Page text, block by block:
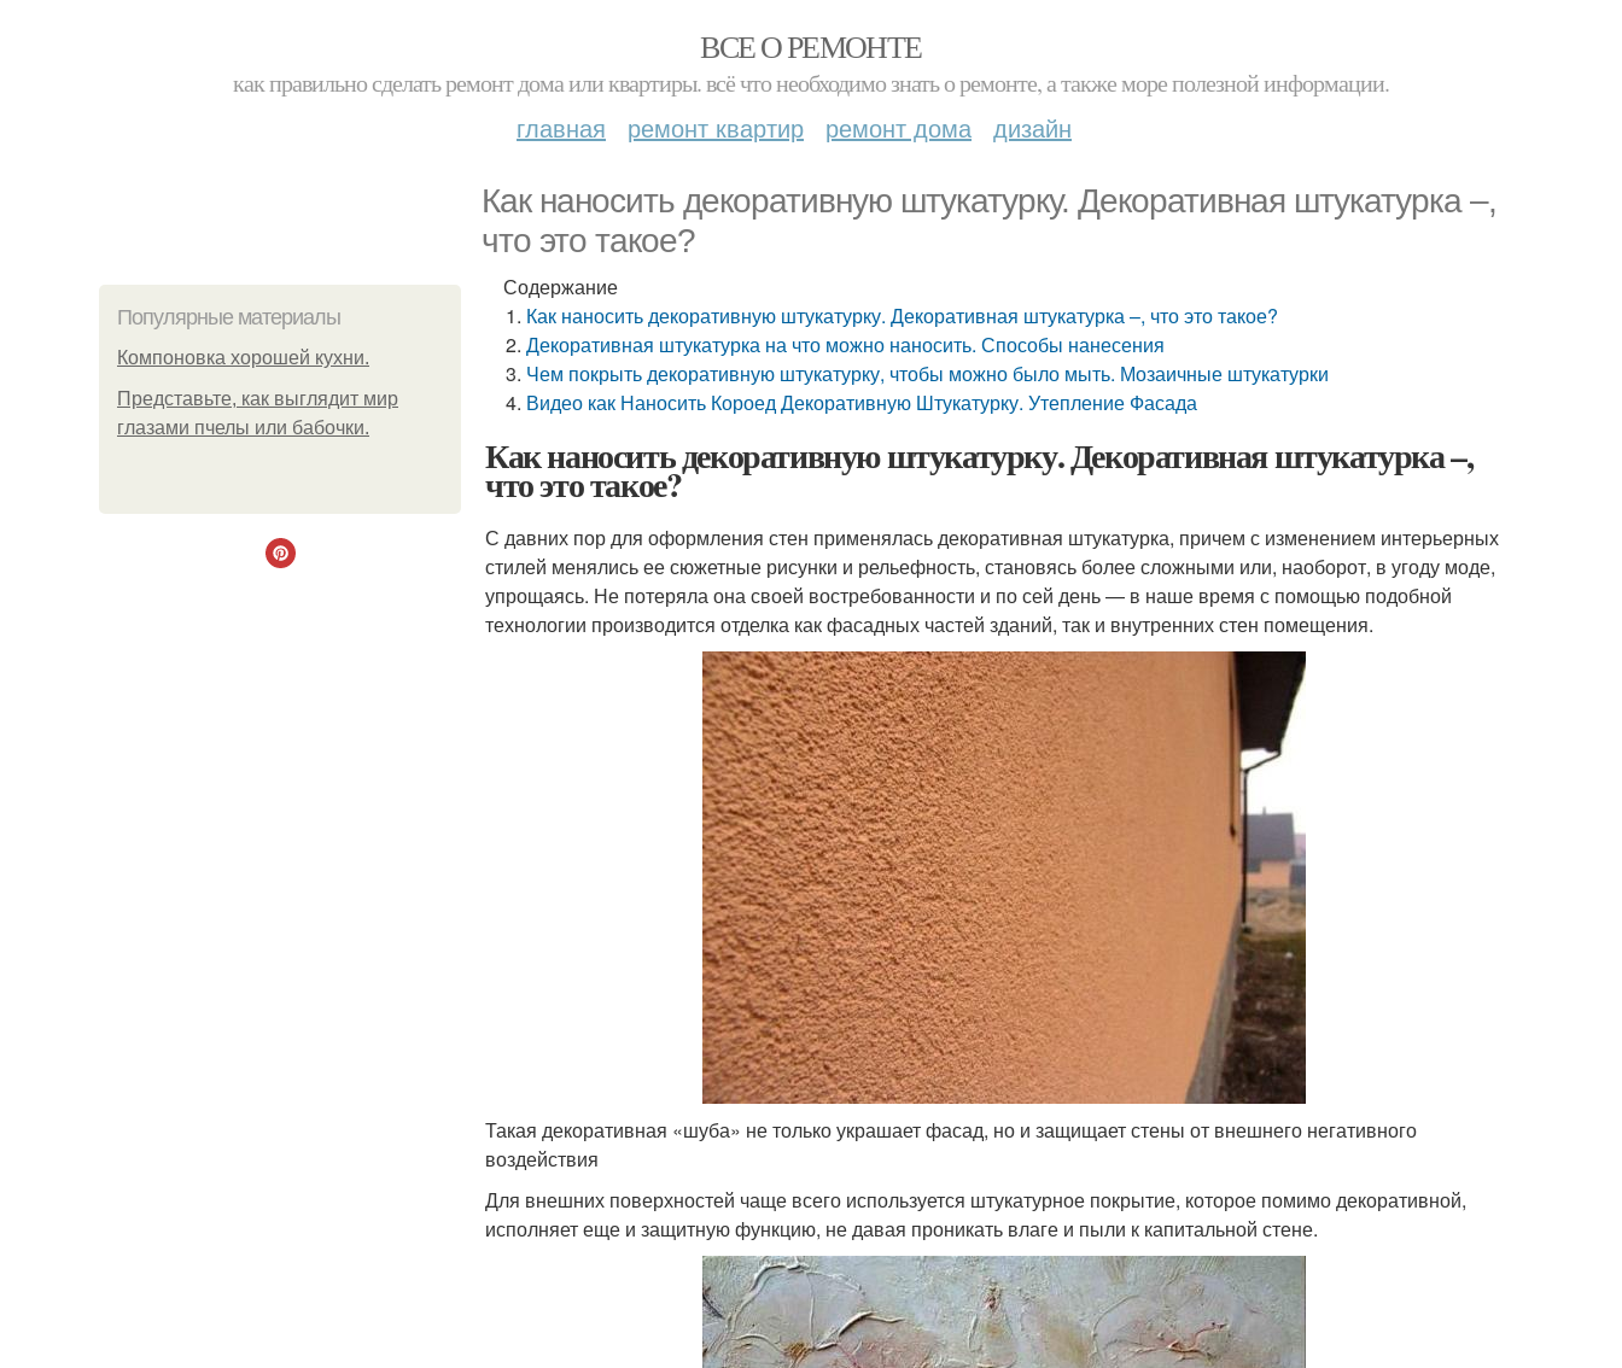
ВСЕ О РЕМОНТЕ
как правильно сделать ремонт дома или квартиры. всё что необходимо знать о ремонте, а также море полезной информации.
главная ремонт квартир ремонт дома дизайн
Как наносить декоративную штукатурку. Декоративная штукатурка –,
что это такое?
Популярные материалы
Компоновка хорошей кухни.
Представьте, как выглядит мир
глазами пчелы или бабочки.
Содержание
Как наносить декоративную штукатурку. Декоративная штукатурка –, что это такое?
Декоративная штукатурка на что можно наносить. Способы нанесения
Чем покрыть декоративную штукатурку, чтобы можно было мыть. Мозаичные штукатурки
Видео как Наносить Короед Декоративную Штукатурку. Утепление Фасада
Как наносить декоративную штукатурку. Декоративная штукатурка –,
что это такое?
С давних пор для оформления стен применялась декоративная штукатурка, причем с изменением интерьерных
стилей менялись ее сюжетные рисунки и рельефность, становясь более сложными или, наоборот, в угоду моде,
упрощаясь. Не потеряла она своей востребованности и по сей день — в наше время с помощью подобной
технологии производится отделка как фасадных частей зданий, так и внутренних стен помещения.
Такая декоративная «шуба» не только украшает фасад, но и защищает стены от внешнего негативного
воздействия
Для внешних поверхностей чаще всего используется штукатурное покрытие, которое помимо декоративной,
исполняет еще и защитную функцию, не давая проникать влаге и пыли к капитальной стене.